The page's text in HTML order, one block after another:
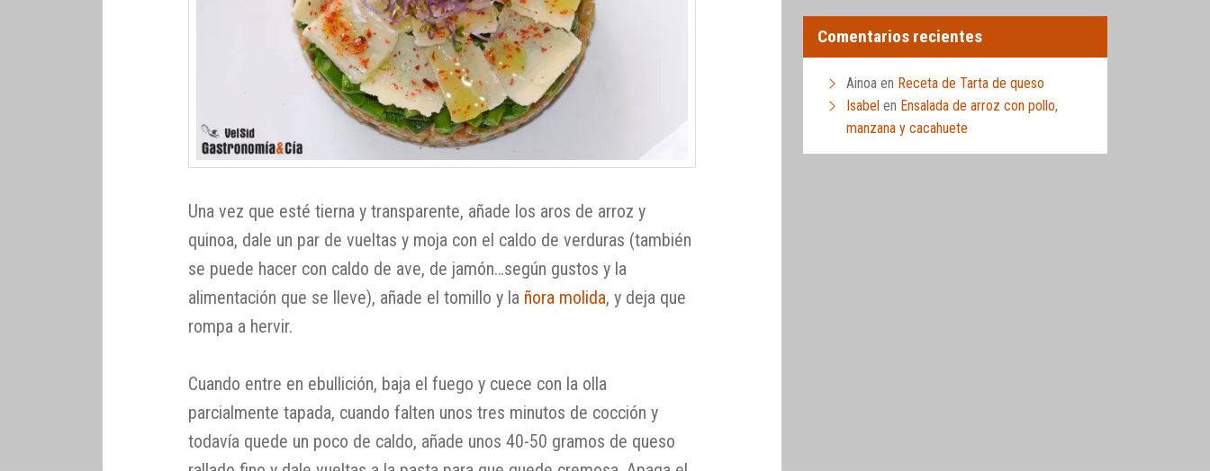
Una vez que esté tierna y transparente, añade los aros de arroz y
quinoa, dale un par de vueltas y moja con el caldo de verduras (también
se puede hacer con caldo de ave, de jamón…según gustos y la
alimentación que se lleve), añade el tomillo y la ñora molida, y deja que
rompa a hervir.
Cuando entre en ebullición, baja el fuego y cuece con la olla
parcialmente tapada, cuando falten unos tres minutos de cocción y
todavía quede un poco de caldo, añade unos 40-50 gramos de queso
Comentarios recientes
Ainoa en Receta de Tarta de queso
Isabel en Ensalada de arroz con pollo,
manzana y cacahuete